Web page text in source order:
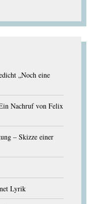
„Noch eine
Nachruf von Felix
– Skizze einer
Lyrik